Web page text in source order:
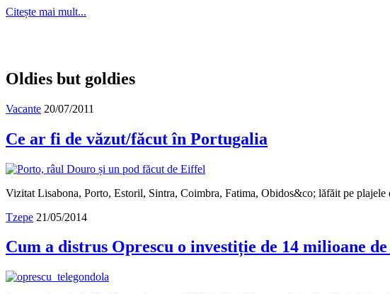
Citește mai mult...
Oldies but goldies
Vacante 20/07/2011
Ce ar fi de văzut/făcut în Portugalia
Vizitat Lisabona, Porto, Estoril, Sintra, Coimbra, Fatima, Obidos&co; lăfăit pe
Tzepe 21/05/2014
Cum a distrus Oprescu o investiție de 14 milioane